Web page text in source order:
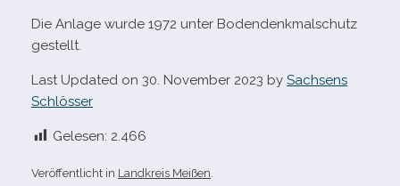
Die Anlage wurde 1972 unter Bodendenkmalschutz
gestellt.
Last Updated on 30. November 2023 by Sachsens
Schlösser
Gelesen: 2.466
Veröffentlicht in Landkreis Meißen